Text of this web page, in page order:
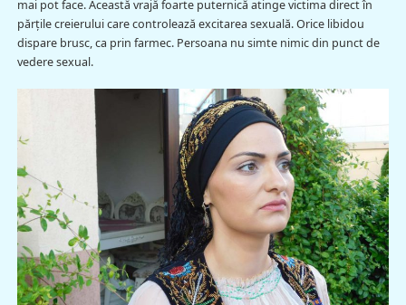
mai pot face. Această vrajă foarte puternică atinge victima direct în
părțile creierului care controlează excitarea sexuală. Orice libidou
dispare brusc, ca prin farmec. Persoana nu simte nimic din punct de
vedere sexual.